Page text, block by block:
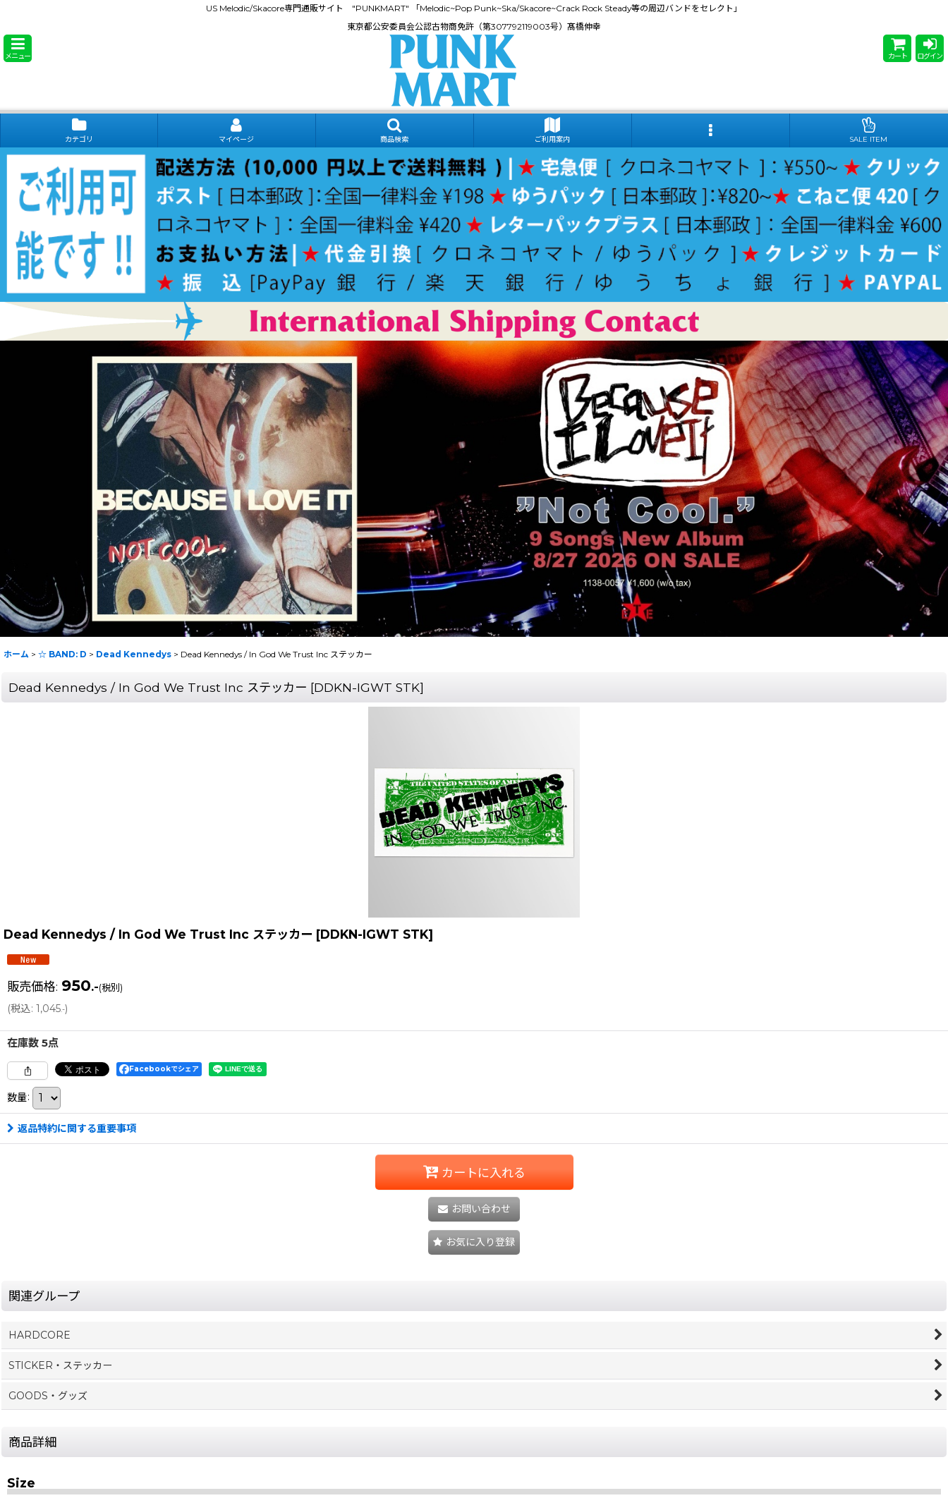
US Melodic/Skacore専門通販サイト "PUNKMART" 「Melodic~Pop Punk~Ska/Skacore~Crack Rock Steady等の周辺バンドをセレクト」
東京都公安委員会公認古物商免許（第307792119003号）髙橋伸幸
メニュー カート ログイン
カテゴリ マイページ 商品検索 ご利用案内 SALE ITEM
ホーム > ☆ BAND: D > Dead Kennedys > Dead Kennedys / In God We Trust Inc ステッカー
Dead Kennedys / In God We Trust Inc ステッカー [DDKN-IGWT STK]
Dead Kennedys / In God We Trust Inc ステッカー [DDKN-IGWT STK]
販売価格: 950.-(税別)
(税込: 1,045.-)
在庫数 5点
Facebookでシェア
数量:
返品特約に関する重要事項
カートに入れる
お問い合わせ
お気に入り登録
関連グループ
HARDCORE
STICKER・ステッカー
GOODS・グッズ
商品詳細
Size